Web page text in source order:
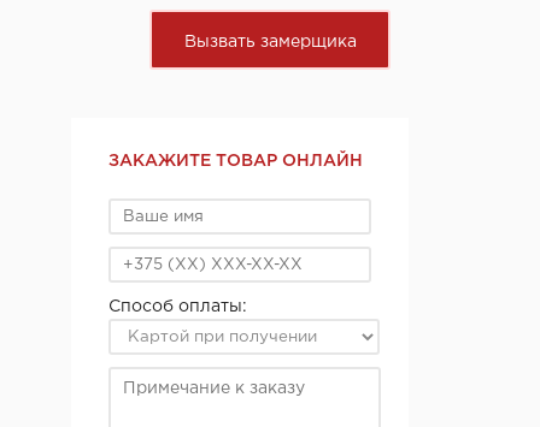
Вызвать замерщика
ЗАКАЖИТЕ ТОВАР ОНЛАЙН
Способ оплаты: